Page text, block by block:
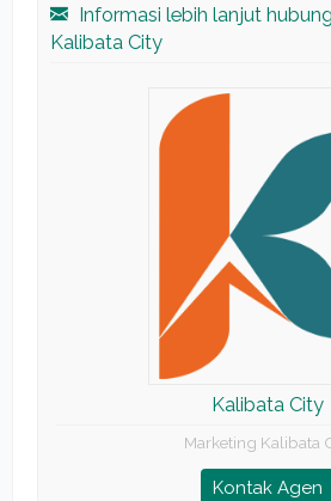
Informasi lebih lanjut
Kalibata City
Kalibata City
Marketing Kalibata
Kontak Agen